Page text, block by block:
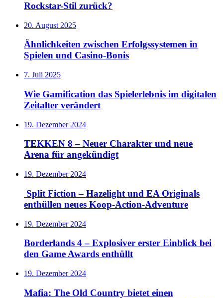
Rockstar-Stil zurück?
20. August 2025
Ähnlichkeiten zwischen Erfolgssystemen in
Spielen und Casino‑Bonis
7. Juli 2025
Wie Gamification das Spielerlebnis im digitalen
Zeitalter verändert
19. Dezember 2024
TEKKEN 8 – Neuer Charakter und neue
Arena für angekündigt
19. Dezember 2024
Split Fiction – Hazelight und EA Originals
enthüllen neues Koop-Action-Adventure
19. Dezember 2024
Borderlands 4 – Explosiver erster Einblick bei
den Game Awards enthüllt
19. Dezember 2024
Mafia: The Old Country bietet einen